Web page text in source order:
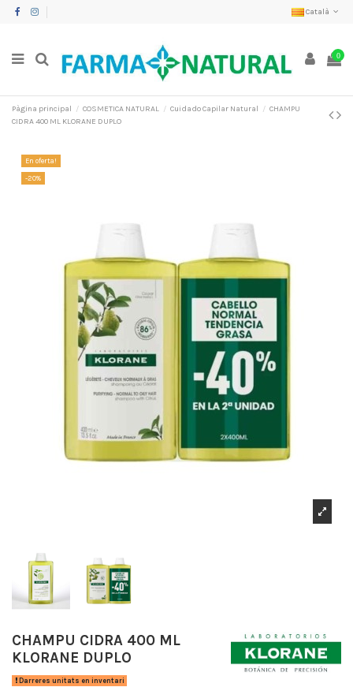
Català
0
Pàgina principal COSMETICA NATURAL Cuidado Capilar Natural
CHAMPU
CIDRA 400 ML KLORANE DUPLO
En oferta!
-20%
CHAMPU CIDRA 400 ML
KLORANE DUPLO
Darreres unitats en inventari